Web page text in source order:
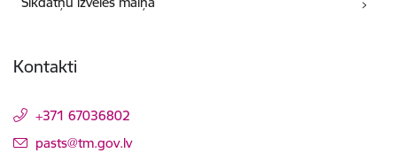
Kontakti
+371 67036802
E-pasts:
pasts@tm.gov.lv